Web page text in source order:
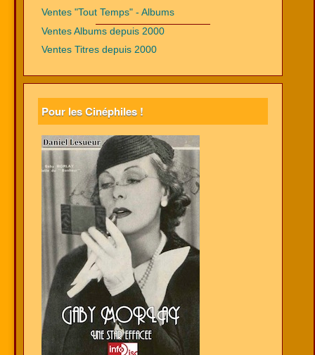
Ventes "Tout Temps" - Albums
Ventes Albums depuis 2000
Ventes Titres depuis 2000
Pour les Cinéphiles !